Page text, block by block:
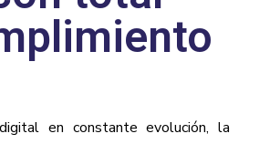
en constante evolución, la